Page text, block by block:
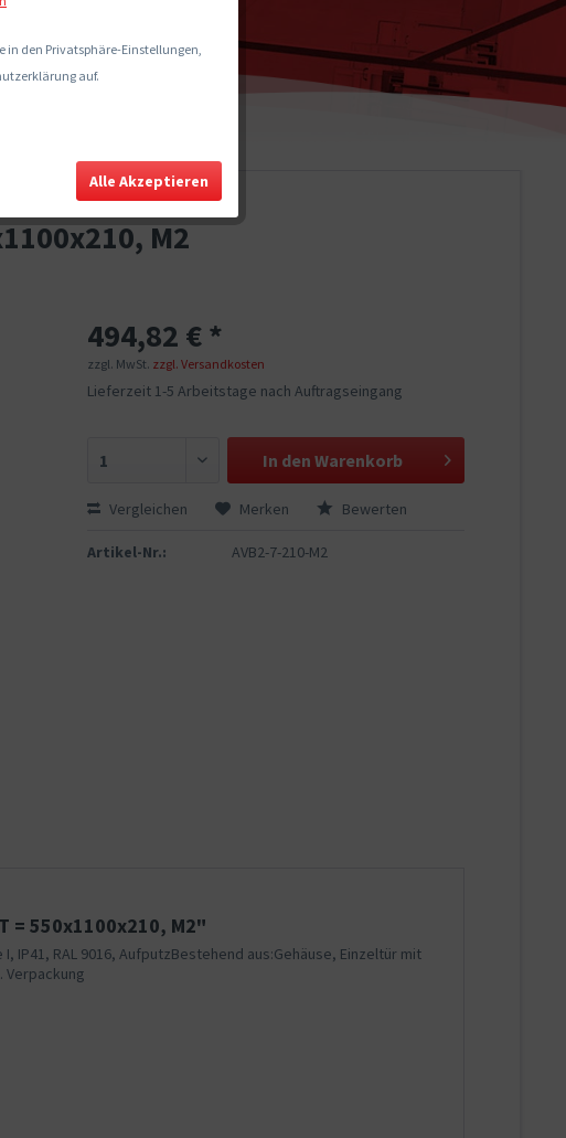
M2
494,82 € *
zzgl. MwSt. zzgl. Versandkosten
Lieferzeit 1-5 Arbeitstage nach Auftragseingang
In den Warenkorb
Vergleichen Merken Bewerten
Artikel-Nr.: AVB2-7-210-M2
= 550x1100x210, M2"
IP41, RAL 9016, AufputzBestehend aus:Gehäuse, Einzeltür mit
Verpackung
in den Privatsphäre-Einstellungen,
auf.
Alle Akzeptieren